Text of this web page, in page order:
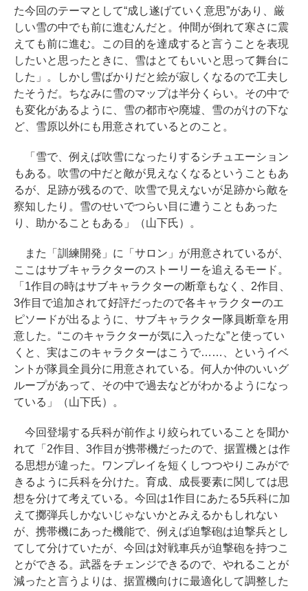
た今回のテーマとして“成し遂げていく意思”があり、厳
しい雪の中でも前に進むんだと。仲間が倒れて寒さに震
えても前に進む。この目的を達成すると言うことを表現
したいと思ったときに、雪はとてもいいと思って舞台に
した」。しかし雪ばかりだと絵が寂しくなるので工夫し
たそうだ。ちなみに雪のマップは半分くらい。その中で
も変化があるように、雪の都市や廃墟、雪のがけの下な
ど、雪原以外にも用意されているとのこと。
「雪で、例えば吹雪になったりするシチュエーション
もある。吹雪の中だと敵が見えなくなるということもあ
るが、足跡が残るので、吹雪で見えないが足跡から敵を
察知したり。雪のせいでつらい目に遭うこともあった
り、助かることもある」（山下氏）。
また「訓練開発」に「サロン」が用意されているが、
ここはサブキャラクターのストーリーを追えるモード。
「1作目の時はサブキャラクターの断章もなく、2作目、
3作目で追加されて好評だったので各キャラクターのエ
ピソードが出るように、サブキャラクター隊員断章を用
意した。“このキャラクターが気に入ったな”と使ってい
くと、実はこのキャラクターはこうで……、というイベ
ントが隊員全員分に用意されている。何人か仲のいいグ
ループがあって、その中で過去などがわかるようになっ
ている」（山下氏）。
今回登場する兵科が前作より絞られていることを聞か
れて「2作目、3作目が携帯機だったので、据置機とは作
る思想が違った。ワンプレイを短くしつつやりこみがで
きるように兵科を分けた。育成、成長要素に関しては思
想を分けて考えている。今回は1作目にあたる5兵科に加
えて擲弾兵しかないじゃないかとみえるかもしれない
が、携帯機にあった機能で、例えば迫撃砲は迫撃兵とし
てして分けていたが、今回は対戦車兵が迫撃砲を持つこ
とができる。武器をチェンジできるので、やれることが
減ったと言うよりは、据置機向けに最適化して調整した